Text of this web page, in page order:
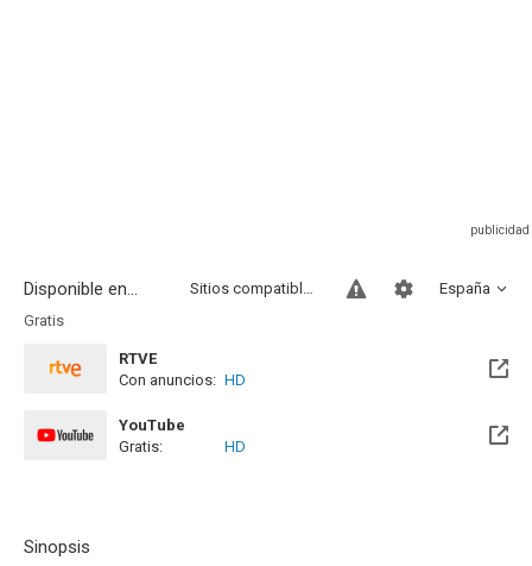
Disponible en... España
Sitios compatibles
Gratis
RTVE
Con anuncios: HD
YouTube
Gratis:
HD
Sinopsis